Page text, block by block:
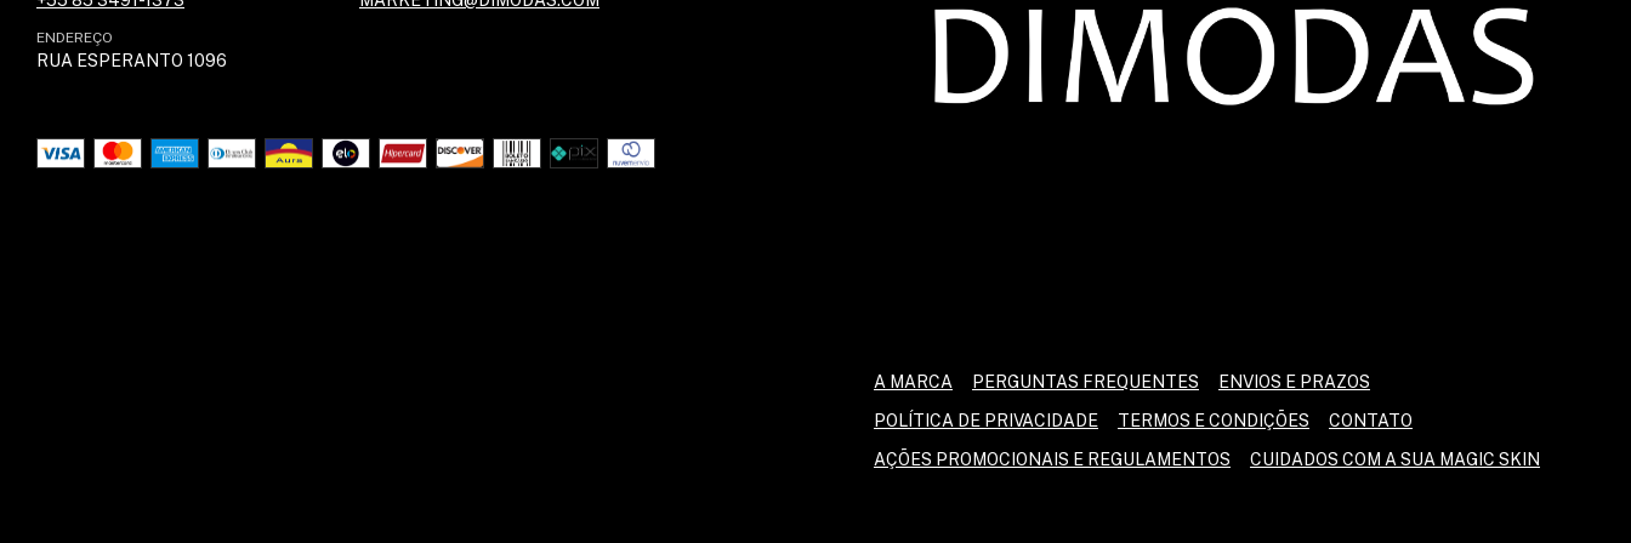
ENDEREÇO
RUA ESPERANTO 1096
A MARCA PERGUNTAS FREQUENTES
ENVIOS E PRAZOS
POLÍTICA DE PRIVACIDADE
TERMOS E CONDIÇÕES
CONTATO
AÇÕES PROMOCIONAIS E REGULAMENTOS
CUIDADOS COM A SUA MAGIC SKIN